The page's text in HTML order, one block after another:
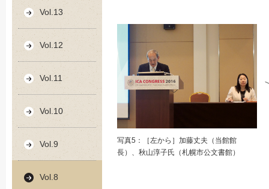
Vol.13
Vol.12
Vol.11
Vol.10
Vol.9
Vol.8
写真5：［左から］加藤丈夫（当館館
長）、秋山淳子氏（札幌市公文書館）